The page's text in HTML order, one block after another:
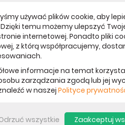
dla iPhone.
W zestawie znajduje się folia
używać plików cookie, aby
temu możemy ulepszyć
internetowej. Ponadto pliki
z którą współpracujemy,
informacje na temat
zarządzania zgodą lub jej
w naszej Polityce
wszystkie Zaakceptuj